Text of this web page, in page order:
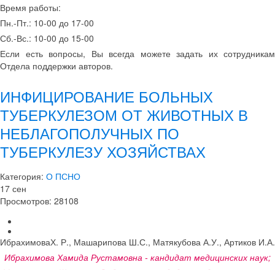
Время работы:
Пн.-Пт.: 10-00 до 17-00
Сб.-Вс.: 10-00 до 15-00
Если есть вопросы, Вы всегда можете задать их сотрудникам
Отдела поддержки авторов.
ИНФИЦИРОВАНИЕ БОЛЬНЫХ
ТУБЕРКУЛЕЗОМ ОТ ЖИВОТНЫХ В
НЕБЛАГОПОЛУЧНЫХ ПО
ТУБЕРКУЛЕЗУ ХОЗЯЙСТВАХ
Категория: О ПСНО
17 сен
Просмотров: 28108
ИбрахимоваХ. Р., Машарипова Ш.С., Матякубова А.У., Артиков И.А.
Ибрахимова Хамида Рустамовна - кандидат медицинских наук;